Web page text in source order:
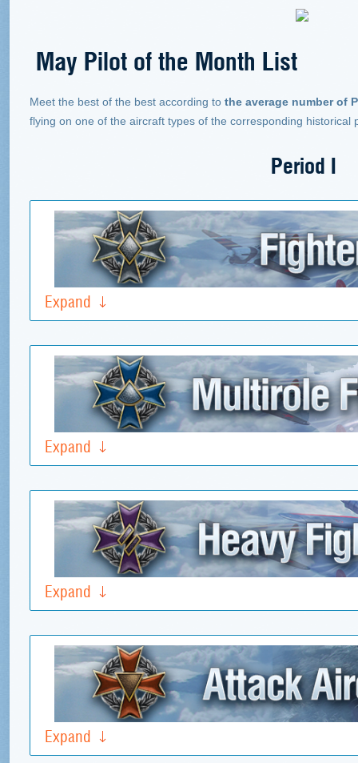
May Pilot of the Month List
Meet the best of the best according to the average number of
flying on one of the aircraft types of the corresponding historical
Period I
Expand
Expand
Expand
Expand